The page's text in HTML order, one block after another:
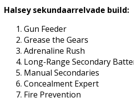
Halsey sekundaarrelvade build:
Gun Feeder
Grease the Gears
Adrenaline Rush
Long-Range Secondary
Manual Secondaries
Concealment Expert
Fire Prevention